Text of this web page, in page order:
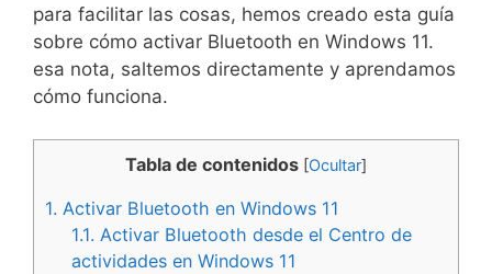
para facilitar las cosas, hemos creado esta guía
sobre cómo activar Bluetooth en Windows 11.
esa nota, saltemos directamente y aprendamos
cómo funciona.
Tabla de contenidos [Ocultar]
1. Activar Bluetooth en Windows 11
1.1. Activar Bluetooth desde el Centro de
actividades en Windows 11